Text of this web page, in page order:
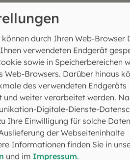
Kirchenmusik
auch
durch Ihren Web-Browser
verwendeten Endgerät
sowie in Speicherbereichen
Web-Browsers. Darüber hinaus
des verwendeten Endgeräts
weiter verarbeitet werden.
Digitale-Dienste-
Ihre Einwilligung für solche
der Webseiteninhalte
Informationen finden Sie in
und im Impressum.